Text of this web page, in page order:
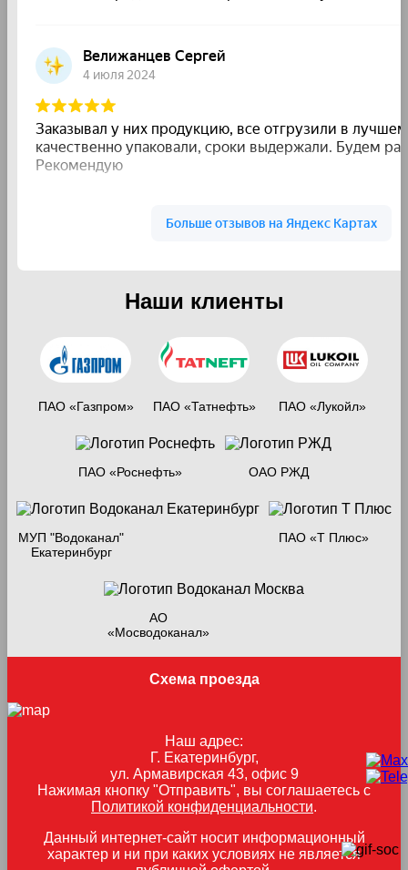
Наши клиенты
ПАО «Газпром» ПАО «Татнефть» ПАО «Лукойл»
ПАО «Роснефть» ОАО РЖД
МУП "Водоканал"
Екатеринбург
ПАО «Т Плюс»
АО
«Мосводоканал»
Схема проезда
Наш адрес:
Г. Екатеринбург,
ул. Армавирская 43, офис 9
Нажимая кнопку "Отправить", вы соглашаетесь с
Политикой конфиденциальности.
Данный интернет-сайт носит информационный
характер и ни при каких условиях не является